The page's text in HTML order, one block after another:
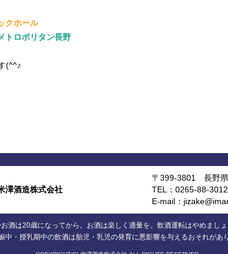
クホール
ロポリタン長野
(^^♪
澤酒造株式会社
〒399-3801 長野県
TEL：0265-88-
E-mail：
酒は20歳になってから。お酒は楽しく適量を。飲酒運転はやめましょ
中・授乳期中の飲酒は胎児・乳児の発育に悪影響を与えるおそれがあり